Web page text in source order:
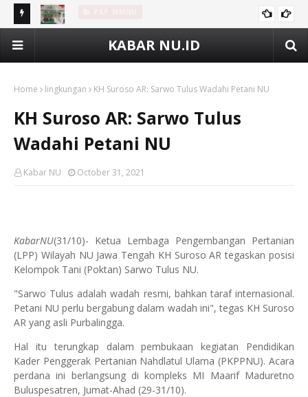
by
KABAR NU.ID
Home lingkungan KH Suroso AR: Sarwo Tulus Wadahi Petani NU
KH Suroso AR: Sarwo Tulus
Wadahi Petani NU
Kabar NU October 31, 2021
KabarNU(31/10)- Ketua Lembaga Pengembangan Pertanian
(LPP) Wilayah NU Jawa Tengah KH Suroso AR tegaskan posisi
Kelompok Tani (Poktan) Sarwo Tulus NU.
"Sarwo Tulus adalah wadah resmi, bahkan taraf internasional.
Petani NU perlu bergabung dalam wadah ini", tegas KH Suroso
AR yang asli Purbalingga.
Hal itu terungkap dalam pembukaan kegiatan Pendidikan
Kader Penggerak Pertanian Nahdlatul Ulama (PKPPNU). Acara
perdana ini berlangsung di kompleks MI Maarif Maduretno
Buluspesatren, Jumat-Ahad (29-31/10).